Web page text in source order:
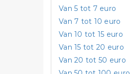
Van 5 tot 7 euro
Van 7 tot 10 euro
Van 10 tot 15 euro
Van 15 tot 20 euro
Van 20 tot 50 euro